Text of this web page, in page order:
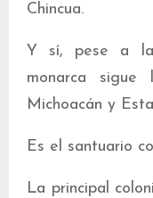
Chincua.
Y sí, pese a
monarca
Michoacán y
Es el santuario
La principal